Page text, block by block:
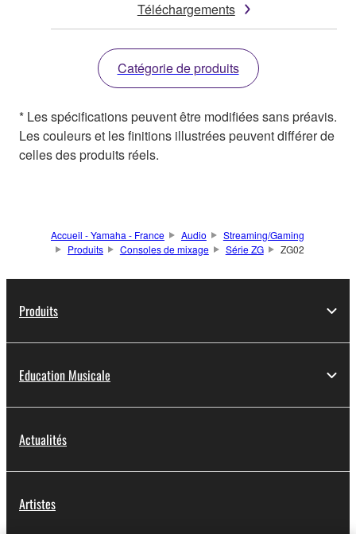
Téléchargements
Catégorie de produits
* Les spécifications peuvent être modifiées sans préavis.
Les couleurs et les finitions illustrées peuvent différer de
celles des produits réels.
Accueil - Yamaha - France Audio
Streaming/Gaming
Produits
Consoles de mixage Série ZG ZG02
Produits
Education Musicale
Actualités
Artistes